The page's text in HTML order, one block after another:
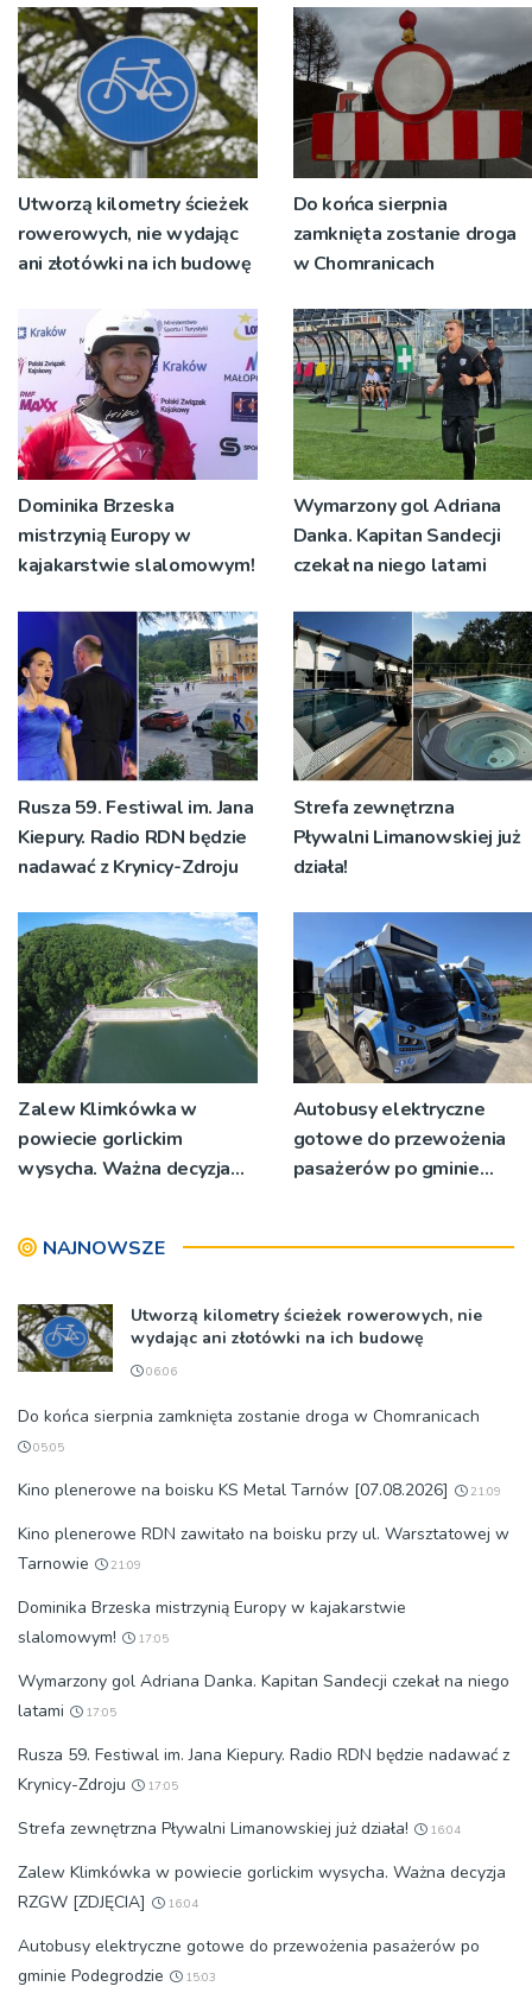
Utworzą kilometry ścieżek
rowerowych, nie wydając
ani złotówki na ich budowę
Do końca sierpnia
zamknięta zostanie droga
w Chomranicach
Dominika Brzeska
mistrzynią Europy w
kajakarstwie slalomowym!
Wymarzony gol Adriana
Danka. Kapitan Sandecji
czekał na niego latami
Rusza 59. Festiwal im. Jana
Kiepury. Radio RDN będzie
nadawać z Krynicy-Zdroju
Strefa zewnętrzna
Pływalni Limanowskiej już
działa!
Zalew Klimkówka w
powiecie gorlickim
wysycha. Ważna decyzja
Autobusy elektryczne
gotowe do przewożenia
pasażerów po gminie
NAJNOWSZE
Utworzą kilometry ścieżek rowerowych, nie
wydając ani złotówki na ich budowę
06:06
Do końca sierpnia zamknięta zostanie droga w Chomranicach
05:05
Kino plenerowe na boisku KS Metal Tarnów [07.08.2026] 21:09
Kino plenerowe RDN zawitało na boisku przy ul. Warsztatowej w
Tarnowie
21:09
Dominika Brzeska mistrzynią Europy w kajakarstwie
slalomowym!
17:05
Wymarzony gol Adriana Danka. Kapitan Sandecji czekał na niego
latami
17:05
Rusza 59. Festiwal im. Jana Kiepury. Radio RDN będzie nadawać z
Krynicy-Zdroju
17:05
Strefa zewnętrzna Pływalni Limanowskiej już działa! 16:04
Zalew Klimkówka w powiecie gorlickim wysycha. Ważna decyzja
RZGW [ZDJĘCIA]
16:04
Autobusy elektryczne gotowe do przewożenia pasażerów po
gminie Podegrodzie
15:03